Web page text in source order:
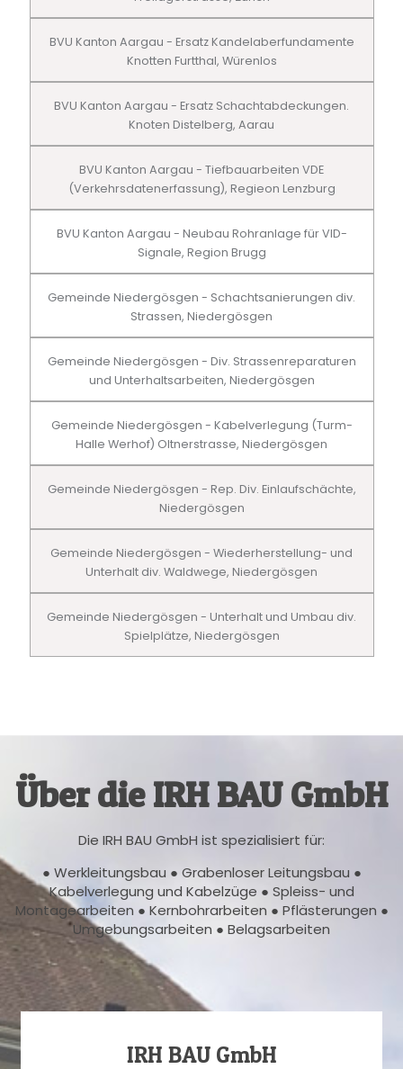
BVU Kanton Aargau - Ersatz Kandelaberfundamente
Knotten Furtthal, Würenlos
BVU Kanton Aargau - Ersatz Schachtabdeckungen.
Knoten Distelberg, Aarau
BVU Kanton Aargau - Tiefbauarbeiten VDE
(Verkehrsdatenerfassung), Regieon Lenzburg
BVU Kanton Aargau - Neubau Rohranlage für VID-
Signale, Region Brugg
Gemeinde Niedergösgen - Schachtsanierungen div.
Strassen, Niedergösgen
Gemeinde Niedergösgen - Div. Strassenreparaturen
und Unterhaltsarbeiten, Niedergösgen
Gemeinde Niedergösgen - Kabelverlegung (Turm-
Halle Werhof) Oltnerstrasse, Niedergösgen
Gemeinde Niedergösgen - Rep. Div. Einlaufschächte,
Niedergösgen
Gemeinde Niedergösgen - Wiederherstellung- und
Unterhalt div. Waldwege, Niedergösgen
Gemeinde Niedergösgen - Unterhalt und Umbau div.
Spielplätze, Niedergösgen
Über die IRH BAU GmbH
Die IRH BAU GmbH ist spezialisiert für:
● Werkleitungsbau ● Grabenloser Leitungsbau ●
Kabelverlegung und Kabelzüge ● Spleiss- und
Montagearbeiten ● Kernbohrarbeiten ● Pflästerungen ●
Umgebungsarbeiten ● Belagsarbeiten
IRH BAU GmbH